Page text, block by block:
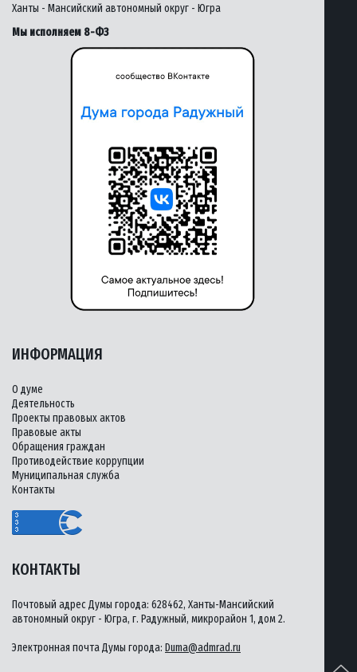
Ханты - Мансийский автономный округ - Югра
Мы исполняем 8-ФЗ
КОНТАКТЫ
Почтовый адрес Думы города: 628462, Ханты-Мансийский
автономный округ - Югра, г. Радужный, микрорайон 1, дом 2.
Электронная почта Думы города: Duma@admrad.ru
ИНФОРМАЦИЯ
О думе
Деятельность
Проекты правовых актов
Правовые акты
Обращения граждан
Противодействие коррупции
Муниципальная служба
Контакты